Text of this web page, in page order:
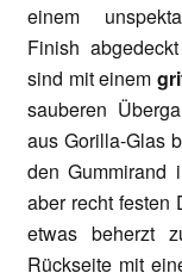
einem
Finish
sind mit einem
sauberen
aus Gorilla-Glas
den Gummirand
aber recht festen
etwas beherzt
Rückseite mit